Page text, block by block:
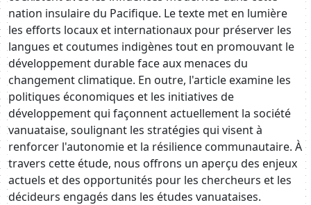
nation insulaire du Pacifique. Le texte met en lumière
les efforts locaux et internationaux pour préserver les
langues et coutumes indigènes tout en promouvant le
développement durable face aux menaces du
changement climatique. En outre, l'article examine les
politiques économiques et les initiatives de
développement qui façonnent actuellement la société
vanuataise, soulignant les stratégies qui visent à
renforcer l'autonomie et la résilience communautaire. À
travers cette étude, nous offrons un aperçu des enjeux
actuels et des opportunités pour les chercheurs et les
décideurs engagés dans les études vanuataises.